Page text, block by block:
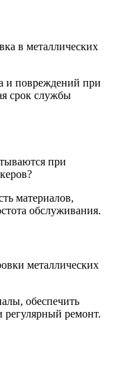
в металлических
и повреждений при
срок службы
при
материалов,
обслуживания.
металлических
обеспечить
ремонт.